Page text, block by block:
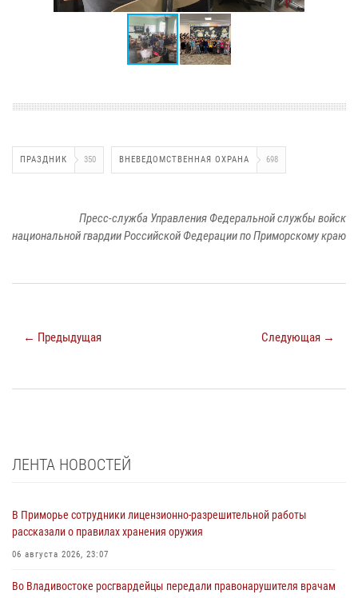
ПРАЗДНИК 350 ВНЕВЕДОМСТВЕННАЯ ОХРАНА 698
Пресс-служба Управления Федеральной службы войск
национальной гвардии Российской Федерации по Приморскому краю
← Предыдущая Следующая →
ЛЕНТА НОВОСТЕЙ
В Приморье сотрудники лицензионно-разрешительной работы
рассказали о правилах хранения оружия
06 августа 2026, 23:07
Во Владивостоке росгвардейцы передали правонарушителя врачам